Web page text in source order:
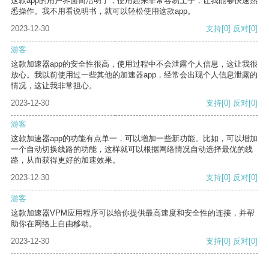
悉操作。我不用看说明书，就可以轻松使用这款app。
2023-12-30
支持[0] 反对[0]
游客
这款加速器app的安全性很高，使用过程中不会泄露个人信息，这让我很
放心。我以前使用过一些其他的加速器app，经常会出现个人信息泄露的
情况，这让我非常担心。
2023-12-30
支持[0] 反对[0]
游客
这款加速器app的功能有点单一，可以增加一些新功能。比如，可以增加
一个自动切换线路的功能，这样就可以根据网络情况自动选择最优的线
路，从而获得更好的加速效果。
2023-12-30
支持[0] 反对[0]
游客
这款加速器VPM应用程序可以给你提供最高速度和安全性的连接，并帮
助你在网络上自由移动。
2023-12-30
支持[0] 反对[0]